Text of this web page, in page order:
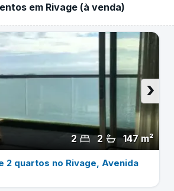
em Rivage (à venda)
147 m²
2
2
›
2 quartos no Rivage, Avenida